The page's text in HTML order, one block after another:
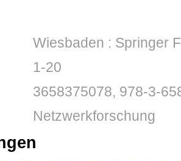
Wiesbaden : Springer
1-20
3658375078, 978-3-
Netzwerkforschung